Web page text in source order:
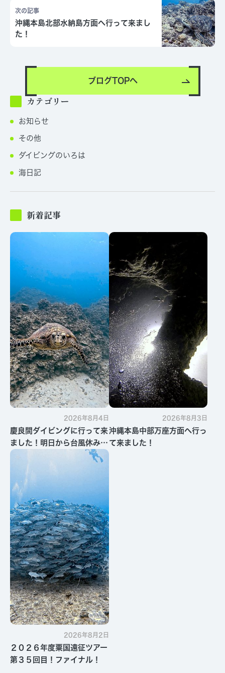
次の記事
沖縄本島北部水納島方面へ行って来まし
た！
ブログTOPへ
カテゴリー
お知らせ
その他
ダイビングのいろは
海日記
新着記事
2026年8月4日
慶良間ダイビングに行って来
ました！明日から台風休みで
す・・・
2026年8月3日
沖縄本島中部万座方面へ行っ
て来ました！
2026年8月2日
２０２６年度粟国遠征ツアー
第３５回目！ファイナル！